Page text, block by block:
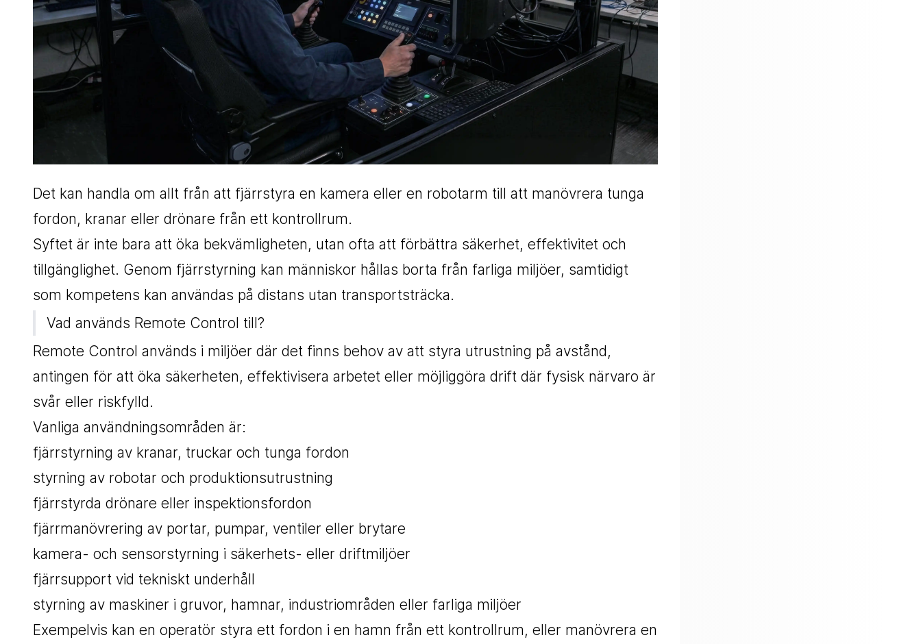
Det kan handla om allt från att fjärrstyra en kamera eller en robotarm till att manövrera tunga
fordon, kranar eller drönare från ett kontrollrum.
Syftet är inte bara att öka bekvämligheten, utan ofta att förbättra säkerhet, effektivitet och
tillgänglighet. Genom fjärrstyrning kan människor hållas borta från farliga miljöer, samtidigt
som kompetens kan användas på distans utan transportsträcka.
Vad används Remote Control till?
Remote Control används i miljöer där det finns behov av att styra utrustning på avstånd,
antingen för att öka säkerheten, effektivisera arbetet eller möjliggöra drift där fysisk närvaro är
svår eller riskfylld.
Vanliga användningsområden är:
fjärrstyrning av kranar, truckar och tunga fordon
styrning av robotar och produktionsutrustning
fjärrstyrda drönare eller inspektionsfordon
fjärrmanövrering av portar, pumpar, ventiler eller brytare
kamera- och sensorstyrning i säkerhets- eller driftmiljöer
fjärrsupport vid tekniskt underhåll
styrning av maskiner i gruvor, hamnar, industriområden eller farliga miljöer
Exempelvis kan en operatör styra ett fordon i en hamn från ett kontrollrum, eller manövrera en